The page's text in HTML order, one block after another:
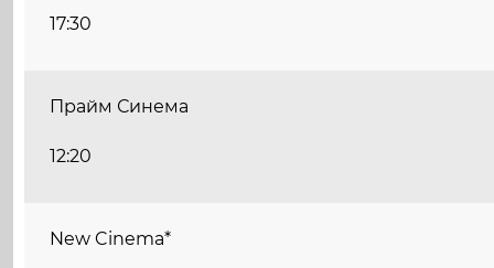
17:30
Прайм Синема
12:20
New Cinema*